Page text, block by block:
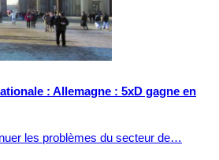
: Allemagne : 5xD gagne en
les problèmes du secteur de…